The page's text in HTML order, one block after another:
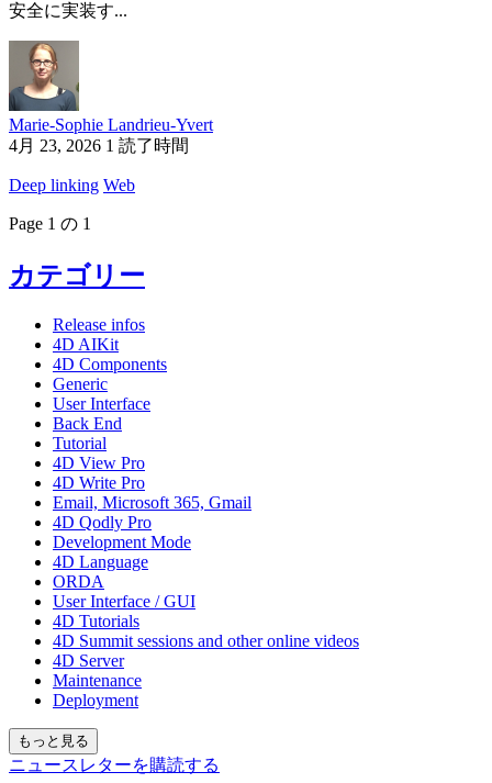
安全に実装す...
Marie-Sophie Landrieu-Yvert
4月 23, 2026 1 読了時間
Deep linking Web
Page 1 の 1
カテゴリー
Release infos
4D AIKit
4D Components
Generic
User Interface
Back End
Tutorial
4D View Pro
4D Write Pro
Email, Microsoft 365, Gmail
4D Qodly Pro
Development Mode
4D Language
ORDA
User Interface / GUI
4D Tutorials
4D Summit sessions and other online videos
4D Server
Maintenance
Deployment
もっと見る
ニュースレターを購読する